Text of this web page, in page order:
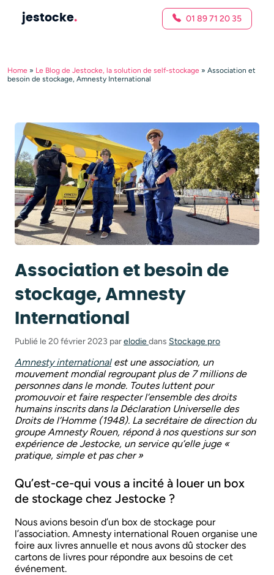
jestocke. 01 89 71 20 35
Home » Le Blog de Jestocke, la solution de self-stockage » Association et
besoin de stockage, Amnesty International
Association et besoin de
stockage, Amnesty
International
Publié le 20 février 2023 parelodiedans Stockage pro
Amnesty internationalest une association, un
mouvement mondial regroupant plus de 7 millions de
personnes dans le monde. Toutes luttent pour
promouvoir et faire respecter l’ensemble des droits
humains inscrits dans la Déclaration Universelle des
Droits de l’Homme (1948). La secrétaire de direction du
groupe Amnesty Rouen, répond à nos questions sur son
expérience de Jestocke, un service qu’elle juge «
pratique, simple et pas cher »
Qu’est-ce-qui vous a incité à louer un box
de stockage chez Jestocke ?
Nous avions besoin d’un box de stockage pour
l’association. Amnesty international Rouen organise une
foire aux livres annuelle et nous avons dû stocker des
cartons de livres pour répondre aux besoins de cet
événement.